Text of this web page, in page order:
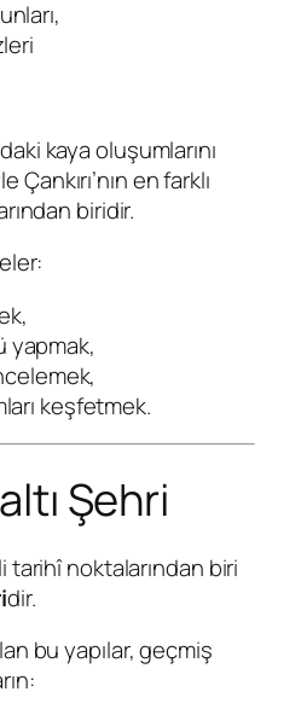
kaya oluşumlarını
en farklı
biridir.
yapmak,
keşfetmek.
Şehri
noktalarından biri
dir.
bu yapılar, geçmiş